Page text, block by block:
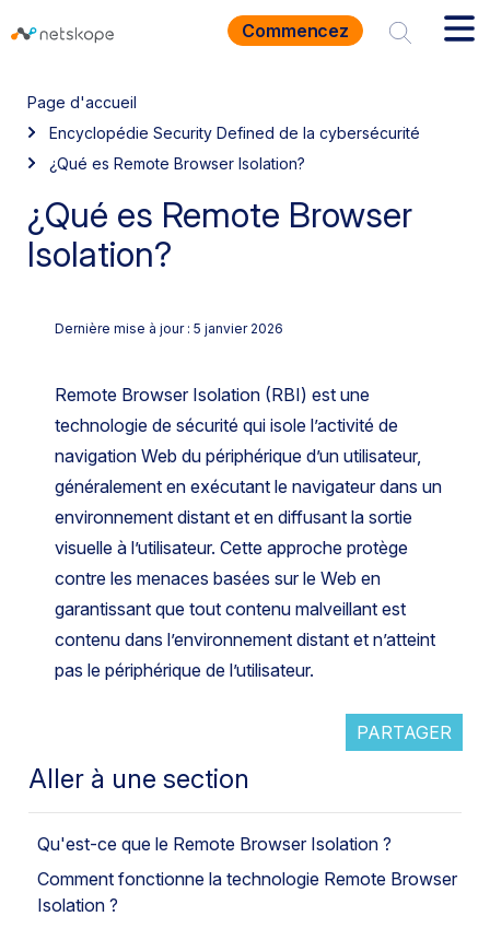
Commencez
Page d'accueil
Encyclopédie Security Defined de la cybersécurité
¿Qué es Remote Browser Isolation?
¿Qué es Remote Browser
Isolation?
Dernière mise à jour : 5 janvier 2026
Remote Browser Isolation (RBI) est une
technologie de sécurité qui isole l’activité de
navigation Web du périphérique d’un utilisateur,
généralement en exécutant le navigateur dans un
environnement distant et en diffusant la sortie
visuelle à l’utilisateur. Cette approche protège
contre les menaces basées sur le Web en
garantissant que tout contenu malveillant est
contenu dans l’environnement distant et n’atteint
pas le périphérique de l’utilisateur.
PARTAGER
Aller à une section
Qu'est-ce que le Remote Browser Isolation ?
Comment fonctionne la technologie Remote Browser
Isolation ?